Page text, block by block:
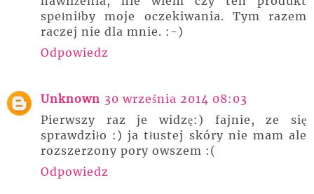
spełniłby moje oczekiwania. Tym razem
raczej nie dla mnie. :-)
Odpowiedz
Unknown 30 września 2014 08:03
Pierwszy raz je widzę:) fajnie, ze się
sprawdziło :) ja tłustej skóry nie mam ale
rozszerzony pory owszem :(
Odpowiedz